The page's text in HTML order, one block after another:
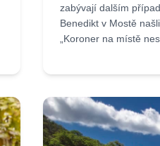
zabývají dalším
Benedikt v Mostě
„Koroner na místě